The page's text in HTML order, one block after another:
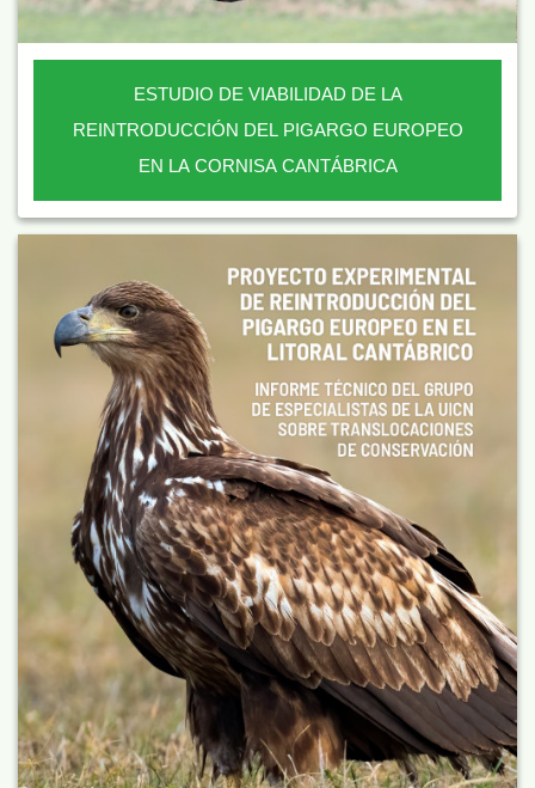
ESTUDIO DE VIABILIDAD DE LA
REINTRODUCCIÓN DEL PIGARGO EUROPEO
EN LA CORNISA CANTÁBRICA